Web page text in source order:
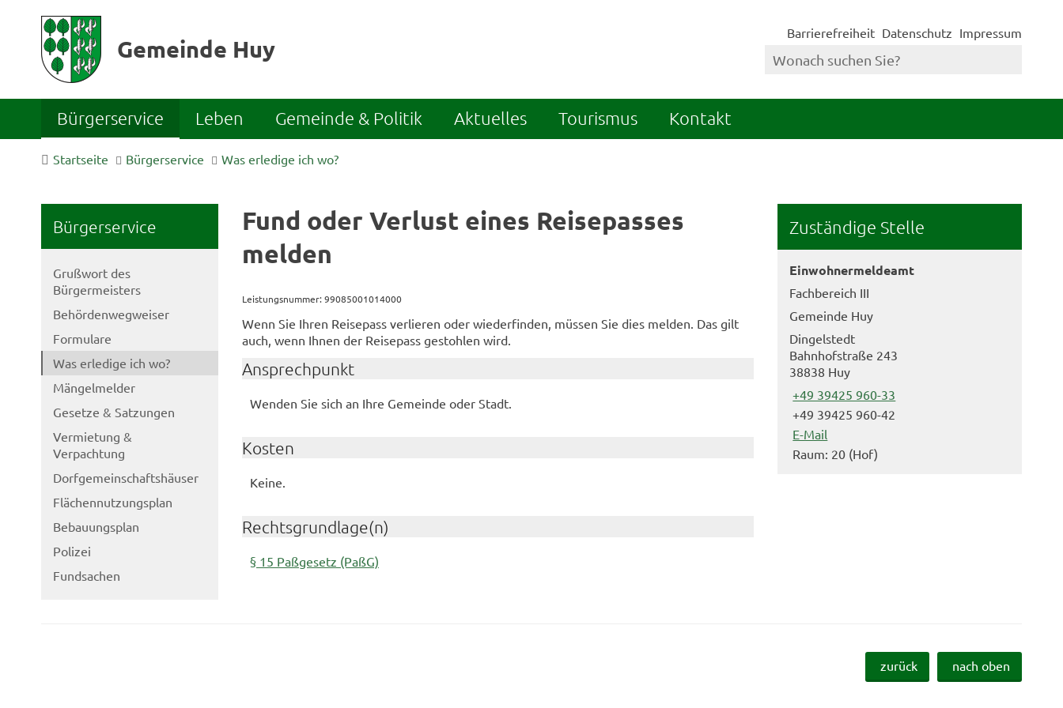
Gemeinde Huy
Barrierefreiheit Datenschutz Impressum
Bürgerservice Leben Gemeinde & Politik Aktuelles Tourismus Kontakt
Startseite Bürgerservice Was erledige ich wo?
Bürgerservice
Grußwort des
Bürgermeisters
Behördenwegweiser
Formulare
Was erledige ich wo?
Mängelmelder
Gesetze & Satzungen
Vermietung &
Verpachtung
Dorfgemeinschaftshäuser
Flächennutzungsplan
Bebauungsplan
Polizei
Fundsachen
Fund oder Verlust eines Reisepasses
melden
Leistungsnummer: 99085001014000
Wenn Sie Ihren Reisepass verlieren oder wiederfinden, müssen Sie dies melden. Das gilt
auch, wenn Ihnen der Reisepass gestohlen wird.
Ansprechpunkt
Wenden Sie sich an Ihre Gemeinde oder Stadt.
Kosten
Keine.
Rechtsgrundlage(n)
§ 15 Paßgesetz (PaßG)
Zuständige Stelle
Einwohnermeldeamt
Fachbereich III
Gemeinde Huy
Dingelstedt
Bahnhofstraße 243
38838 Huy
+49 39425 960-33
+49 39425 960-42
E-Mail
Raum: 20 (Hof)
zurück nach oben